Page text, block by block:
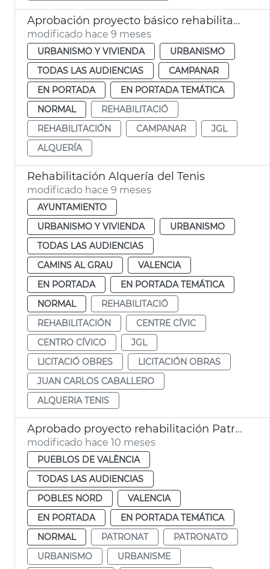
Aprobación proyecto básico rehabilitación Alquería de Campanario València
modificado hace 9 meses
URBANISMO Y VIVIENDA
URBANISMO
TODAS LAS AUDIENCIAS
CAMPANAR
EN PORTADA
EN PORTADA TEMÁTICA
NORMAL
REHABILITACIÓ
REHABILITACIÓN
CAMPANAR
JGL
ALQUERÍA
Rehabilitación Alquería del Tenis
modificado hace 9 meses
AYUNTAMIENTO
URBANISMO Y VIVIENDA
URBANISMO
TODAS LAS AUDIENCIAS
CAMINS AL GRAU
VALENCIA
EN PORTADA
EN PORTADA TEMÁTICA
NORMAL
REHABILITACIÓ
REHABILITACIÓN
CENTRE CÍVIC
CENTRO CÍVICO
JGL
LICITACIÓ OBRES
LICITACIÓN OBRAS
JUAN CARLOS CABALLERO
ALQUERIA TENIS
Aprobado proyecto rehabilitación Patronato Benifaraig
modificado hace 10 meses
PUEBLOS DE VALÈNCIA
TODAS LAS AUDIENCIAS
POBLES NORD
VALENCIA
EN PORTADA
EN PORTADA TEMÁTICA
NORMAL
PATRONAT
PATRONATO
URBANISMO
URBANISME